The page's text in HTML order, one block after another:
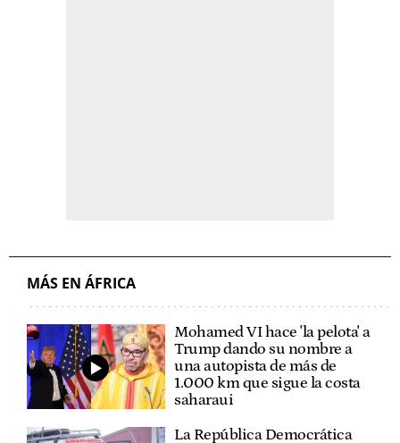
MÁS EN ÁFRICA
Mohamed VI hace 'la pelota' a
Trump dando su nombre a
una autopista de más de
1.000 km que sigue la costa
saharaui
La República Democrática